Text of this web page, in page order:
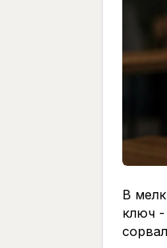
В
ключ -